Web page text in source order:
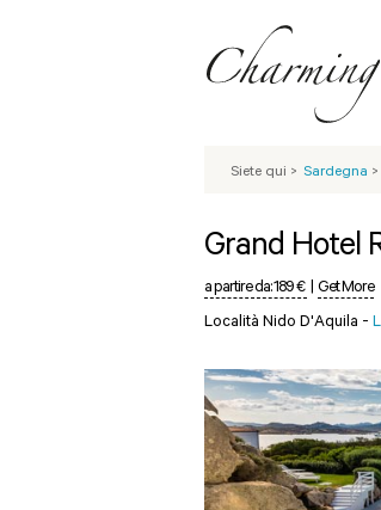
Siete qui > Sardegna >
Grand Hotel
a partire da:189 € | Get More
Località Nido D'Aquila -